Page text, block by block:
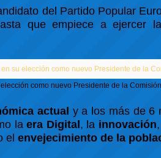
del Partido Popular
que empiece a ejercer
como nuevo Presidente de la Comisión
actual y a los más de 6
laera Digital , la innovación
elenvejecimiento de la